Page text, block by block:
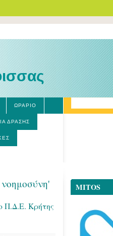
ΩΡΆΡΙΟ
ΔΡΆΣΗΣ
Π.Δ.Ε. Κρήτης
MITOS